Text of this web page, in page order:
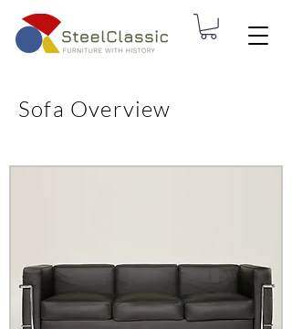
Sofa Overview